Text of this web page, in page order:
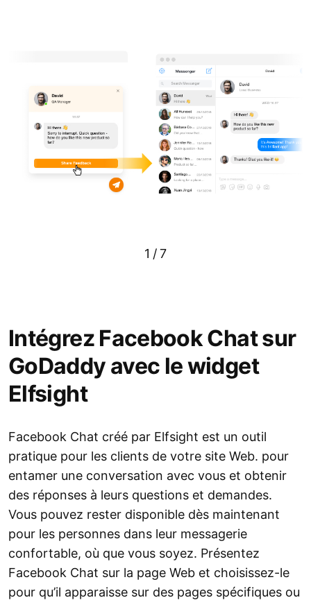
1 /7
Intégrez Facebook Chat sur
GoDaddy avec le widget
Elfsight
Facebook Chat créé par Elfsight est un outil
pratique pour les clients de votre site Web. pour
entamer une conversation avec vous et obtenir
des réponses à leurs questions et demandes.
Vous pouvez rester disponible dès maintenant
pour les personnes dans leur messagerie
confortable, où que vous soyez. Présentez
Facebook Chat sur la page Web et choisissez-le
pour qu’il apparaisse sur des pages spécifiques ou